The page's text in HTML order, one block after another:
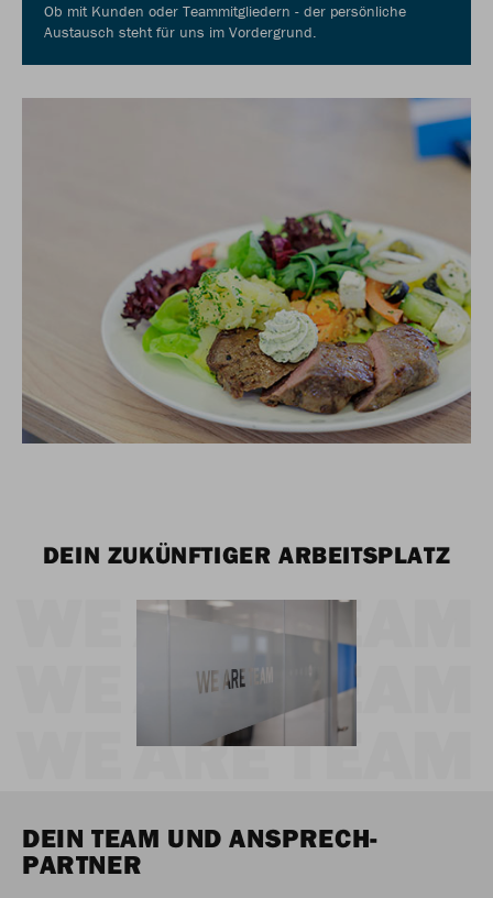
Ob mit Kunden oder Teammitgliedern - der persönliche
Austausch steht für uns im Vordergrund.
DEIN ZUKÜNFTIGER ARBEITSPLATZ
DEIN TEAM UND ANSPRECH-
PARTNER